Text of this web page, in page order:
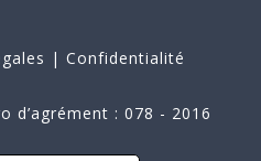
| Confidentialité
d’agrément : 078 - 2016